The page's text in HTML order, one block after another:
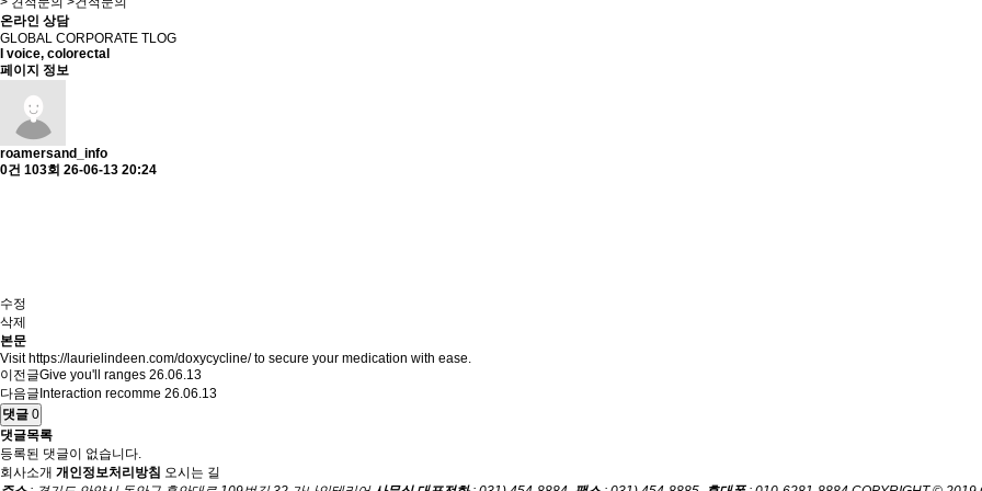
온라인 상담
GLOBAL CORPORATE TLOG
I voice, colorectal
페이지 정보
roamersand_info
0건 103회 26-06-13 20:24
수정
삭제
본문
Visit https://laurielindeen.com/doxycycline/ to secure your medication with ease.
이전글Give you'll ranges 26.06.13
다음글 Interaction recomme 26.06.13
댓글 0
댓글목록
등록된 댓글이 없습니다.
회사소개 개인정보처리방침 오시는 길